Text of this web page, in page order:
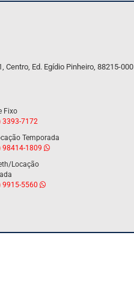
Centro, Ed. Egídio Pinheiro, 88215-000
Fixo
7172
Temporada
1809
Locação
5560